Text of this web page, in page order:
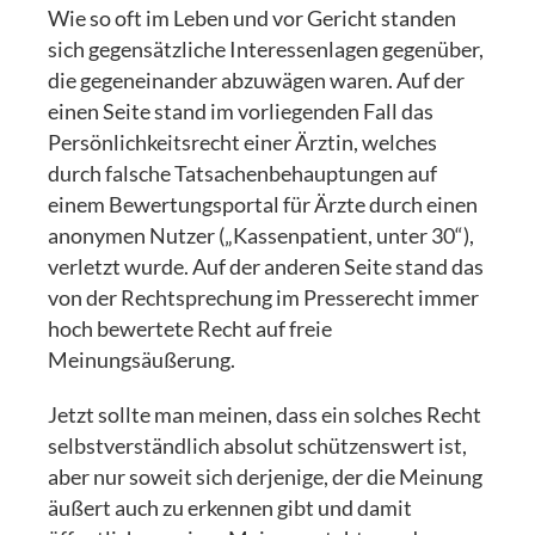
Wie so oft im Leben und vor Gericht standen
sich gegensätzliche Interessenlagen gegenüber,
die gegeneinander abzuwägen waren. Auf der
einen Seite stand im vorliegenden Fall das
Persönlichkeitsrecht einer Ärztin, welches
durch falsche Tatsachenbehauptungen auf
einem Bewertungsportal für Ärzte durch einen
anonymen Nutzer („Kassenpatient, unter 30“),
verletzt wurde. Auf der anderen Seite stand das
von der Rechtsprechung im Presserecht immer
hoch bewertete Recht auf freie
Meinungsäußerung.
Jetzt sollte man meinen, dass ein solches Recht
selbstverständlich absolut schützenswert ist,
aber nur soweit sich derjenige, der die Meinung
äußert auch zu erkennen gibt und damit